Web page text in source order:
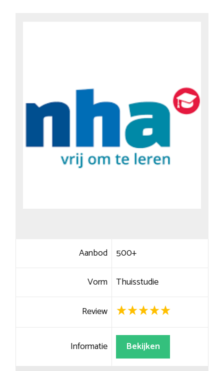
Aanbod 500+
Vorm Thuisstudie
Review
Informatie Bekijken